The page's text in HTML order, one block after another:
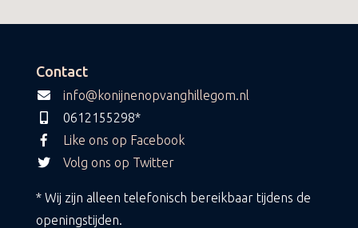
Contact
info@konijnenopvanghillegom.nl
0612155298*
Like ons op Facebook
Volg ons op Twitter
* Wij zijn alleen telefonisch bereikbaar tijdens de
openingstijden.